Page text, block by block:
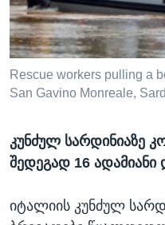
ᲡᲢᲣᲓᲘᲐ ᲕᲐᲨᲘᲜᲒᲢᲝᲜᲘ
ᲔᲙᲝᲜᲝᲛᲘᲙᲐ
ᲯᲐᲜᲛᲠᲗᲔᲚᲝᲑᲐ
ᲛᲔᲪᲜᲘᲔᲠᲔᲑᲐ
ᲘᲜᲢᲔᲠᲕᲘᲣ
ᲒᲐᲚᲘᲚᲔᲝ
Learning English
ᲗᲕᲐᲚᲘ ᲒᲕᲐᲓᲔᲕᲜᲔᲗ
ენები
Rescue workers pulling a
San Gavino Monreale,
კუნძულ სარდინიაზე
შედეგად 16 ადამიანი
იტალიის კუნძულ